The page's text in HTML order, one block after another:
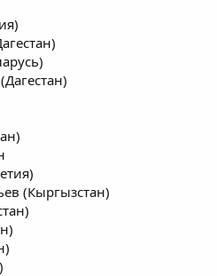
(Кыргызстан)